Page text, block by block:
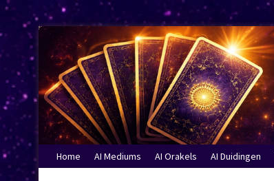
Home AI Mediums AI Orakels AI Duidingen